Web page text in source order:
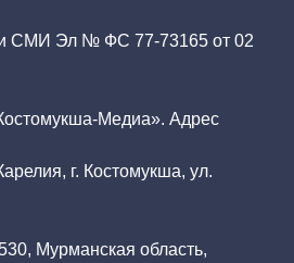
СМИ Эл № ФС 77-73165 от 02
Медиа». Адрес
г. Костомукша, ул.
Мурманская область,